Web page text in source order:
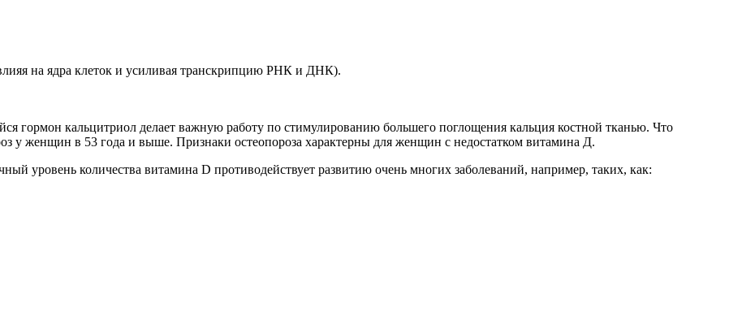
на ядра клеток и усиливая транскрипцию РНК и ДНК).
гормон кальцитриол делает важную работу по стимулированию большего поглощения кальция костной тканью. Что
у женщин в 53 года и выше. Признаки остеопороза характерны для женщин с недостатком витамина Д.
уровень количества витамина D противодействует развитию очень многих заболеваний, например, таких, как: